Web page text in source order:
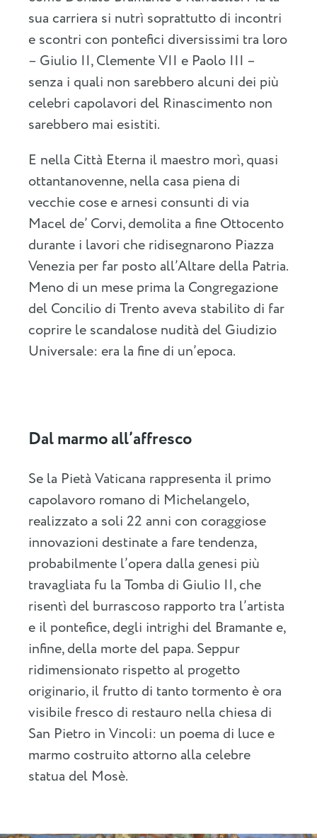
sua carriera si nutrì soprattutto di incontri
e scontri con pontefici diversissimi tra loro
– Giulio II, Clemente VII e Paolo III –
senza i quali non sarebbero alcuni dei più
celebri capolavori del Rinascimento non
sarebbero mai esistiti.
E nella Città Eterna il maestro morì, quasi
ottantanovenne, nella casa piena di
vecchie cose e arnesi consunti di via
Macel de’ Corvi, demolita a fine Ottocento
durante i lavori che ridisegnarono Piazza
Venezia per far posto all’Altare della Patria.
Meno di un mese prima la Congregazione
del Concilio di Trento aveva stabilito di far
coprire le scandalose nudità del Giudizio
Universale: era la fine di un’epoca.
Dal marmo all’affresco
Se la Pietà Vaticana rappresenta il primo
capolavoro romano di Michelangelo,
realizzato a soli 22 anni con coraggiose
innovazioni destinate a fare tendenza,
probabilmente l’opera dalla genesi più
travagliata fu la Tomba di Giulio II, che
risentì del burrascoso rapporto tra l’artista
e il pontefice, degli intrighi del Bramante e,
infine, della morte del papa. Seppur
ridimensionato rispetto al progetto
originario, il frutto di tanto tormento è ora
visibile fresco di restauro nella chiesa di
San Pietro in Vincoli: un poema di luce e
marmo costruito attorno alla celebre
statua del Mosè.